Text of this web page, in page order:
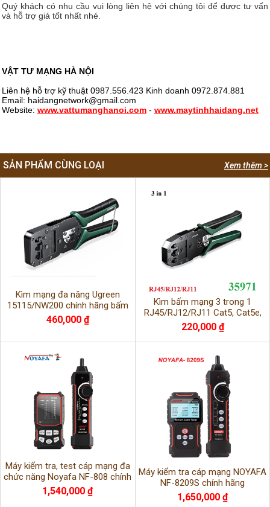
Quý khách có nhu cầu vui lòng liên hệ với chúng tôi để được tư vấn
và hỗ trợ giá tốt nhất nhé.
VẬT TƯ MẠNG HÀ NỘI
Liên hệ hỗ trợ kỹ thuật 0987.556.423 Kinh doanh 0972.874.881
Email: haidangnetwork@gmail.com
Website: www.vattumanghanoi.com - www.maytinhhaidang.net
Xem thêm >
SẢN PHẨM CÙNG LOẠI
Kìm mạng đa năng Ugreen
15115/NW200 chính hãng bấm
chuẩn RJ11,RJ12,RJ45
460,000 ₫
Kìm bấm mạng 3 trong 1
RJ45/RJ12/RJ11 Cat5, Cat5e,
Cat6 Ugreen 35971/NW304
220,000 ₫
Máy kiểm tra, test cáp mạng đa
chức năng Noyafa NF-808 chính
hãng
1,540,000 ₫
Máy kiểm tra cáp mạng NOYAFA
NF-8209S chính hãng
1,650,000 ₫